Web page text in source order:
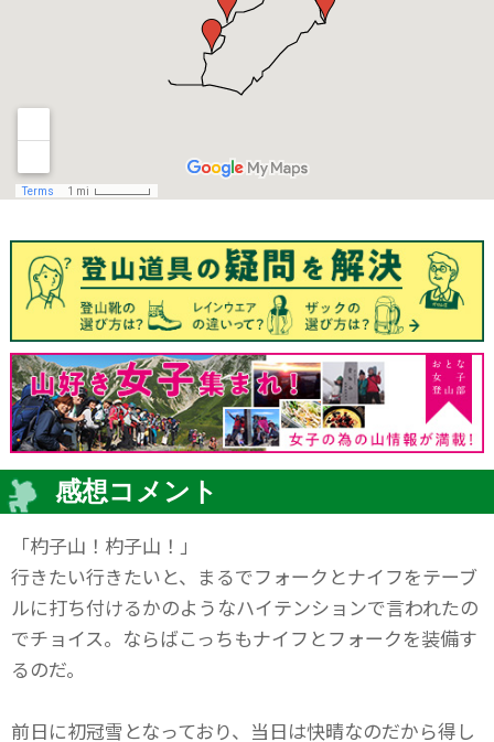
感想コメント
「杓子山！杓子山！」
行きたい行きたいと、まるでフォークとナイフをテーブ
ルに打ち付けるかのようなハイテンションで言われたの
でチョイス。ならばこっちもナイフとフォークを装備す
るのだ。
前日に初冠雪となっており、当日は快晴なのだから得し